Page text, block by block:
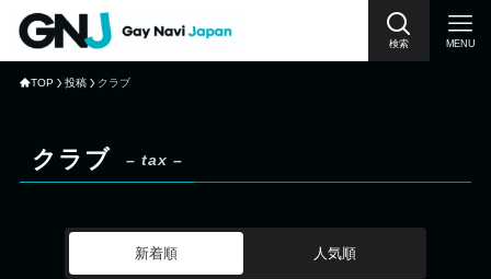
検索 MENU
TOP 投稿 クラブ
クラブ – tax –
新着順 人気順